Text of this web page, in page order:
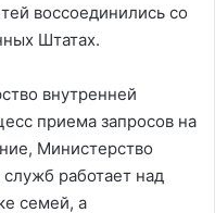
воссоединились со
Штатах.
внутренней
приема запросов на
Министерство
работает над
семей, а